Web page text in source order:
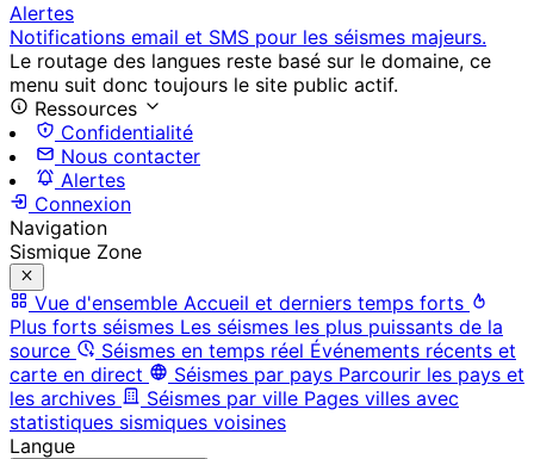
Alertes
Notifications email et SMS pour les séismes majeurs.
Le routage des langues reste basé sur le domaine, ce
menu suit donc toujours le site public actif.
Ressources
Confidentialité
Nous contacter
Alertes
Connexion
Navigation
Sismique Zone
Vue d'ensemble Accueil et derniers temps forts
Plus forts séismes Les séismes les plus puissants de la
source
Séismes en temps réel Événements récents et
carte en direct
Séismes par pays Parcourir les pays et
les archives
Séismes par ville Pages villes avec
statistiques sismiques voisines
Langue